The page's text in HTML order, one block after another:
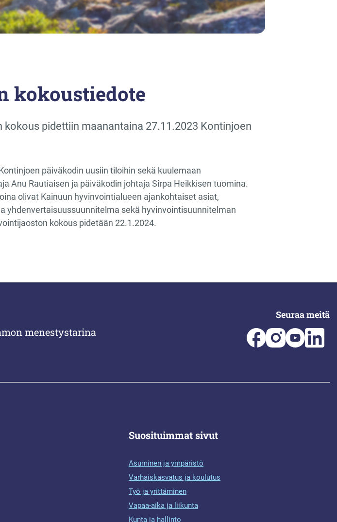
kokoustiedote
pidettiin maanantaina 27.11.2023 Kontinjoen
päiväkodin uusiin tiloihin sekä kuulemaan
Anu Rautiaisen ja päiväkodin johtaja Sirpa Heikkisen tuomina.
olivat Kainuun hyvinvointialueen ajankohtaiset asiat,
yhdenvertaisuussuunnitelma sekä hyvinvointisuunnitelman
kokous pidetään 22.1.2024.
menestystarina
Seuraa meitä
Suosituimmat sivut
Asuminen ja ympäristö
Varhaiskasvatus ja koulutus
Työ ja yrittäminen
Vapaa-aika ja liikunta
Kunta ja hallinto